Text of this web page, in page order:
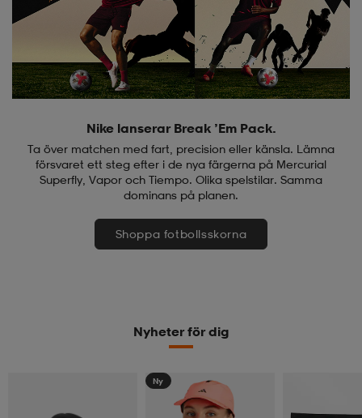
Nike lanserar Break ’Em Pack.
Ta över matchen med fart, precision eller känsla. Lämna
försvaret ett steg efter i de nya färgerna på Mercurial
Superfly, Vapor och Tiempo. Olika spelstilar. Samma
dominans på planen.
Shoppa fotbollsskorna
Nyheter för dig
Ny